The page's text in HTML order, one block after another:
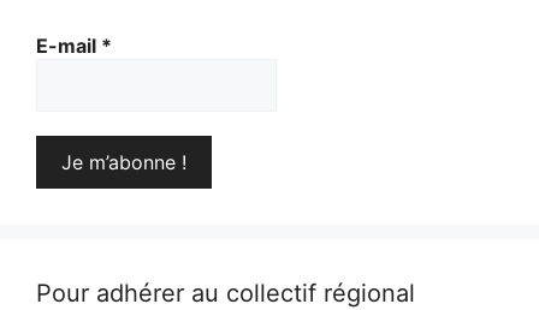
E-mail *
Pour adhérer au collectif régional